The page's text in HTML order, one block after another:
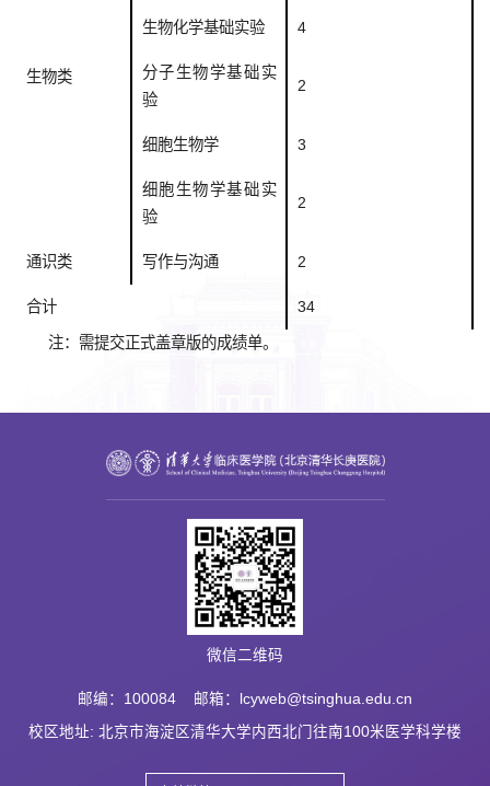
生物类
生物化学基础实验 4
分子生物学基础实
验
2
细胞生物学 3
细胞生物学基础实
验
2
通识类 写作与沟通 2
合计 34
注：需提交正式盖章版的成绩单。
微信二维码
邮编：100084 邮箱：lcyweb@tsinghua.edu.cn
校区地址: 北京市海淀区清华大学内西北门往南100米医学科学楼